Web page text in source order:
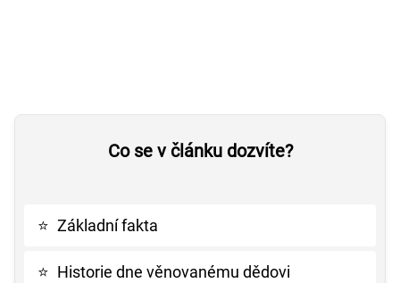
Co se v článku dozvíte?
⭐ Základní fakta
⭐ Historie dne věnovanému dědovi